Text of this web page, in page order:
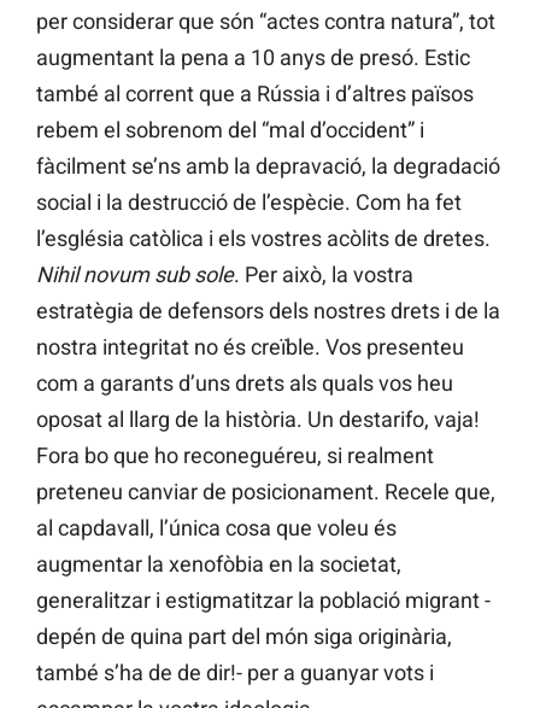
per considerar que són “actes contra natura”, tot
augmentant la pena a 10 anys de presó. Estic
també al corrent que a Rússia i d’altres països
rebem el sobrenom del “mal d’occident” i
fàcilment se’ns amb la depravació, la degradació
social i la destrucció de l’espècie. Com ha fet
l’església catòlica i els vostres acòlits de dretes.
Nihil novum sub sole. Per això, la vostra
estratègia de defensors dels nostres drets i de la
nostra integritat no és creïble. Vos presenteu
com a garants d’uns drets als quals vos heu
oposat al llarg de la història. Un destarifo, vaja!
Fora bo que ho reconeguéreu, si realment
preteneu canviar de posicionament. Recele que,
al capdavall, l’única cosa que voleu és
augmentar la xenofòbia en la societat,
generalitzar i estigmatitzar la població migrant -
depén de quina part del món siga originària,
també s’ha de de dir!- per a guanyar vots i